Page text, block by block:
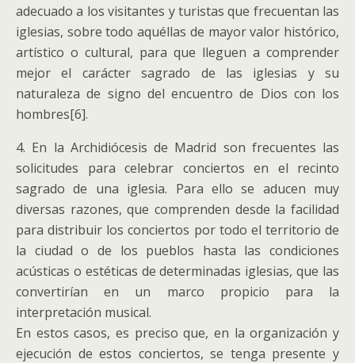
adecuado a los visitantes y turistas que frecuentan las
iglesias, sobre todo aquéllas de mayor valor histórico,
artístico o cultural, para que lleguen a comprender
mejor el carácter sagrado de las iglesias y su
naturaleza de signo del encuentro de Dios con los
hombres[6].
4. En la Archidiócesis de Madrid son frecuentes las
solicitudes para celebrar conciertos en el recinto
sagrado de una iglesia. Para ello se aducen muy
diversas razones, que comprenden desde la facilidad
para distribuir los conciertos por todo el territorio de
la ciudad o de los pueblos hasta las condiciones
acústicas o estéticas de determinadas iglesias, que las
convertirían en un marco propicio para la
interpretación musical.
En estos casos, es preciso que, en la organización y
ejecución de estos conciertos, se tenga presente y